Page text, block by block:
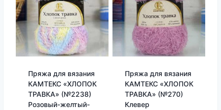
Пряжа для вязания
КАМТЕКС «ХЛОПОК
ТРАВКА» (№2238)
Розовый-желтый-
Пряжа для вязания
КАМТЕКС «ХЛОПОК
ТРАВКА» (№270)
Клевер